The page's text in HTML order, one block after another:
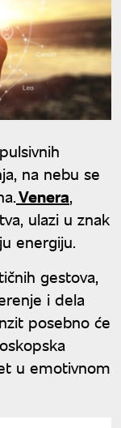
na nebu se
Venera,
ulazi u znak
energiju.
gestova,
i dela
posebno će
u emotivnom